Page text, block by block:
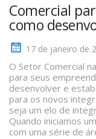
Comercial
como
17 de janeiro de
O Setor Comercial
para seus
desenvolver e
para os novos
seja um elo de
Quando iniciamos
com uma série de